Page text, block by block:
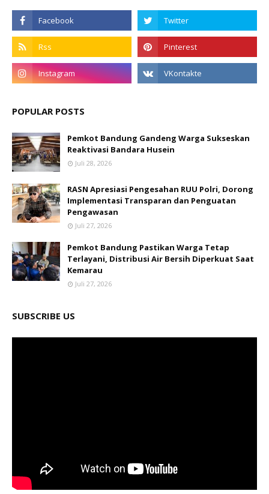
POPULAR POSTS
Pemkot Bandung Gandeng Warga Sukseskan
Reaktivasi Bandara Husein
Juli 28, 2026
RASN Apresiasi Pengesahan RUU Polri, Dorong
Implementasi Transparan dan Penguatan
Pengawasan
Juli 27, 2026
Pemkot Bandung Pastikan Warga Tetap
Terlayani, Distribusi Air Bersih Diperkuat Saat
Kemarau
Juli 27, 2026
SUBSCRIBE US